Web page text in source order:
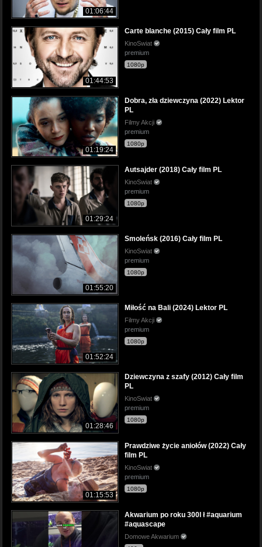
01:06:44
01:44:53
Carte blanche (2015) Cały film PL
KinoSwiat
premium
1080p
01:19:24
Dobra, zła dziewczyna (2022) Lektor
PL
Filmy Akcji
premium
1080p
01:29:24
Autsajder (2018) Cały film PL
KinoSwiat
premium
1080p
01:55:20
Smoleńsk (2016) Cały film PL
KinoSwiat
premium
1080p
01:52:24
Miłość na Bali (2024) Lektor PL
Filmy Akcji
premium
1080p
01:28:46
Dziewczyna z szafy (2012) Cały film
PL
KinoSwiat
premium
1080p
01:15:53
Prawdziwe życie aniołów (2022) Cały
film PL
KinoSwiat
premium
1080p
Akwarium po roku 300l ł #aquarium
#aquascape
Domowe Akwarium